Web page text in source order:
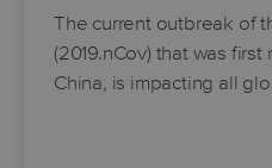
The current outbreak of
(2019.nCov) that was
China, is impacting all